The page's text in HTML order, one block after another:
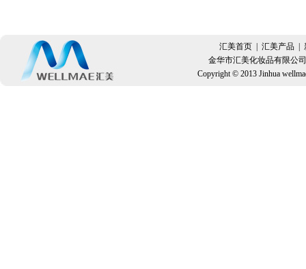
汇美首页 汇美产品
金华市汇美化妆品有限公
Copyright © 2013 Jinhua